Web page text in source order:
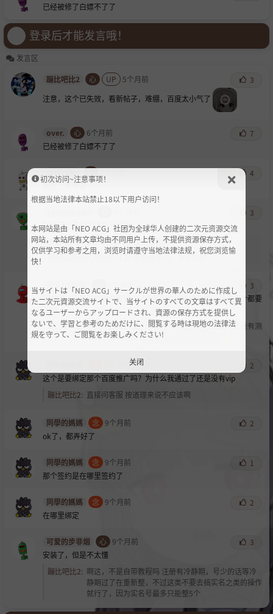
已经被修了白嫖不了了
登录后才能发言哦！
发言区
蹦比吧比2 心 UP 5个月前
3
注意，这个已失效，看新帖子，难绷，百度太小气了
over. 心 6个月前
7
已经被修了白嫖不了了
4
我去，不早说
3
？绑定了签约了还是不行
蹦比吧比2: 1-3天，第二天直接@客服
辐射范围 回复蹦比吧比2: 客服在哪问，我没找到
无名123456 8个月前
3
我想问一下是注销哪个账号，是百度网盘还是蜂小推，还是两个都要
注销
蹦比吧比2: 百度网盘啊，但是注册是有冷静期的，目前我还没有测
试出冷静期是多久
9个月前
2
这个是要绑定那个百度推广吗？为什么我通过了还是没有vip
蹦比吧比2: 直接问客服 按道理来说不应该啊
同學的媽媽 念 9个月前
2
ok了，都弄好了
同學的媽媽 念 9个月前
1
那个签约是在哪里签约了
同學的媽媽 念 9个月前
2
在哪里绑定
可爱的步非烟 心 9个月前
3
安装了，但是不太懂
蹦比吧比2: 啊这，不是自带教程吗 注册有冷静期，号少的话等冷
静期过了在重新整，不过这类不要去搞实名之类的操作
就行了，因为实名号最多只能整5个
初次访问~注意事项！
根据当地法律本站禁止18以下用户访问！
本网站是由「NEO ACG」社团为全球华人创建的二次元资源交流
网站，本站所有文章均由不同用户上传，不提供资源保存方式，
仅供学习和参考之用，浏览时请遵守当地法律法规，祝您浏览愉
快！
当サイトは「NEO ACG」サークルが世界の華人のために作成し
た二次元資源交流サイトで、当サイトのすべての文章はすべて異
なるユーザーからアップロードされ、資源の保存方式を提供し
ないで、学習と参考のためだけに、閲覧する時は現地の法律法
規を守って、ご閲覧をお楽しみください!
关闭